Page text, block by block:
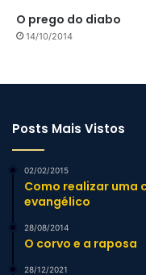
O prego do diabo
14/10/2014
Posts Mais Vistos
02/02/2015
Como realizar uma
evangélico
28/08/2014
O corvo e a raposa
28/12/2021